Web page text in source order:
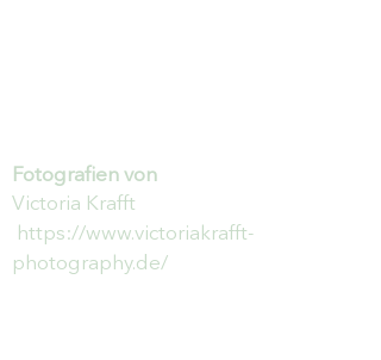
Fotografien von
Victoria Krafft
https://www.victoriakrafft-
photography.de/